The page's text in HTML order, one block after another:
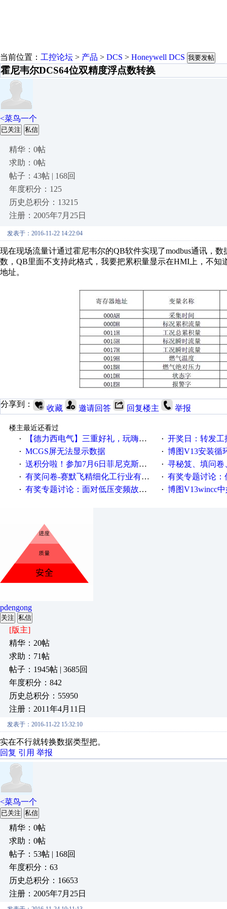
当前位置： 工控论坛 > 产品 > DCS > Honeywell DCS 我要发帖
霍尼韦尔DCS64位双精度浮点数转换
<菜鸟一个
已关注 私信
精华：0帖
求助：0帖
帖子：43帖 | 168回
年度积分：125
历史总积分：13215
注册：2005年7月25日
发表于：2016-11-22 14:22:04
现在现场流量计通过霍尼韦尔的QB软件实现了modbus通讯，
数，QB里面不支持此格式，我要把累积量显示在HMI上，不
地址。
分享到： 收藏 邀请回答 回复楼主 举报
楼主最近还看过
·
【德力西电气】三重好礼，玩嗨夏日！ · 开奖日：转发工控速派
· MCGS屏无法显示数据 · 博图V13安装循环重启
· 送积分啦！参加7月6日菲尼克斯在线研讨会即得 · 寻秘笈、填问卷
· 有奖问卷-赛默飞精细化工行业有奖调查来袭！ · 有奖专题讨论：伺服选择
· 有奖专题讨论：面对低压变频故障，老手是这样解决的！ · 博图V13wincc中如何
pdengong
关注 私信
[版主]
精华：20帖
求助：71帖
帖子：1945帖 | 3685回
年度积分：842
历史总积分：55950
注册：2011年4月11日
发表于：2016-11-22 15:32:10
实在不行就转换数据类型把。
回复 引用 举报
<菜鸟一个
已关注 私信
精华：0帖
求助：0帖
帖子：53帖 | 168回
年度积分：63
历史总积分：16653
注册：2005年7月25日